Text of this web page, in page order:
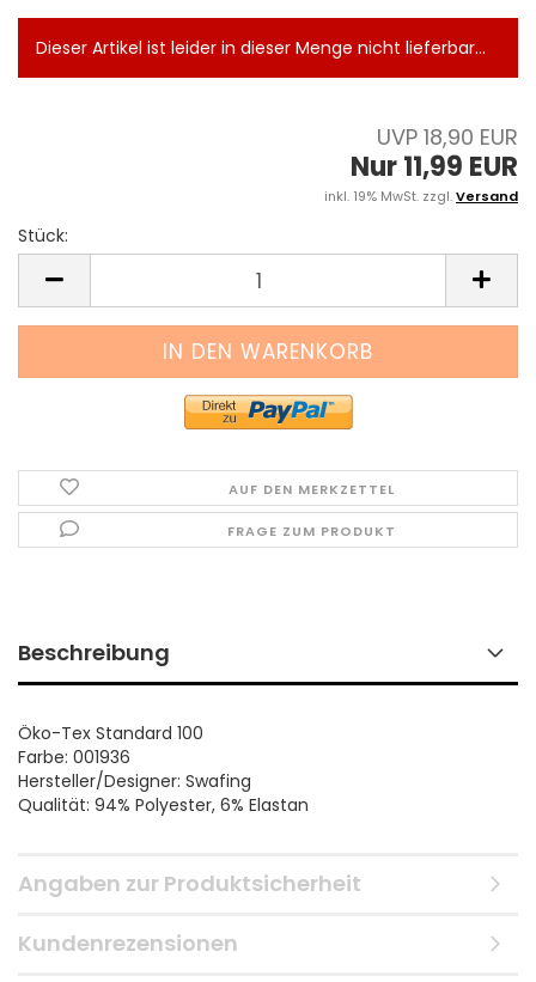
Dieser Artikel ist leider in dieser Menge nicht lieferbar...
UVP 18,90 EUR
Nur 11,99 EUR
inkl. 19% MwSt. zzgl.Versand
Stück:
AUF DEN MERKZETTEL
FRAGE ZUM PRODUKT
Beschreibung
Öko-Tex Standard 100
Farbe: 001936
Hersteller/Designer: Swafing
Qualität: 94% Polyester, 6% Elastan
Angaben zur Produktsicherheit
Kundenrezensionen